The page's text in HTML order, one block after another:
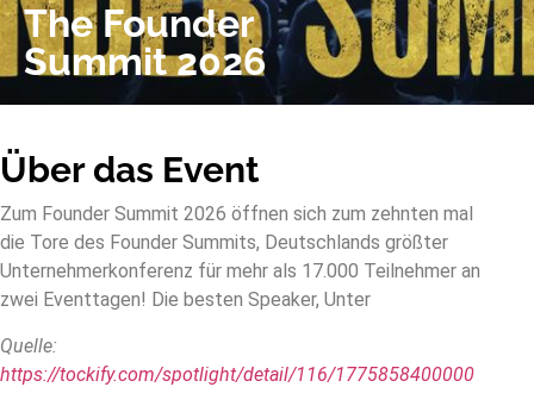
The Founder
Summit 2026
Über das Event
Zum Founder Summit 2026 öffnen sich zum zehnten mal
die Tore des Founder Summits, Deutschlands größter
Unternehmerkonferenz für mehr als 17.000 Teilnehmer an
zwei Eventtagen! Die besten Speaker, Unter
Quelle:
https://tockify.com/spotlight/detail/116/1775858400000